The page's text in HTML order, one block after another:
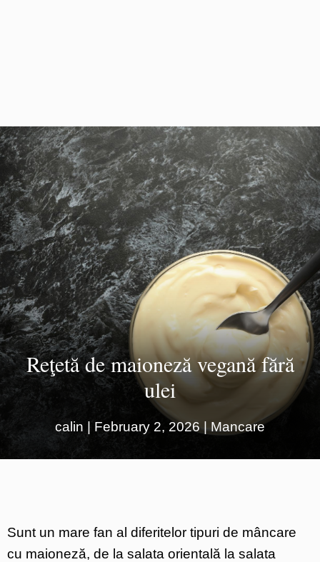
Reţetă de maioneză vegană fără
ulei
calin | February 2, 2026| Mancare
Sunt un mare fan al diferitelor tipuri de mâncare
cu maioneză, de la salata orientală la salata